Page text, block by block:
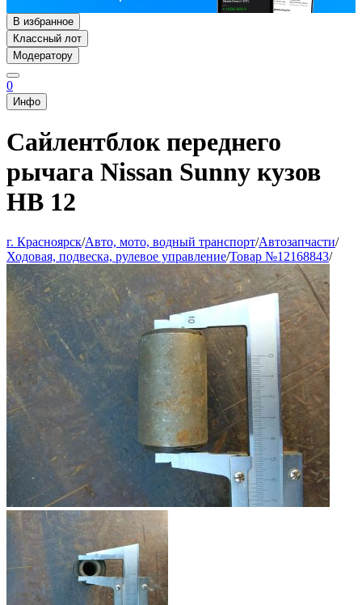
В избранное
Классный лот
Модератору
0
Инфо
Сайлентблок переднего
рычага Nissan Sunny кузов
HB 12
г. Красноярск/Авто, мото, водный транспорт/Автозапчасти/
Ходовая, подвеска, рулевое управление/Товар №12168843/